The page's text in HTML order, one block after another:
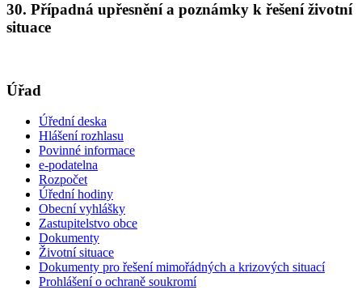
30. Případná upřesnění a poznámky k řešení životní
situace
Úřad
Úřední deska
Hlášení rozhlasu
Povinné informace
e-podatelna
Rozpočet
Úřední hodiny
Obecní vyhlášky
Zastupitelstvo obce
Dokumenty
Životní situace
Dokumenty pro řešení mimořádných a krizových situací
Prohlášení o ochraně soukromí